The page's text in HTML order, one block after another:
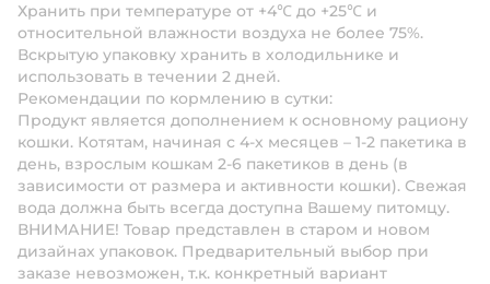
Хранить при температуре от +4℃ до +25℃ и
относительной влажности воздуха не более 75%.
Вскрытую упаковку хранить в холодильнике и
использовать в течении 2 дней.
Рекомендации по кормлению в сутки:
Продукт является дополнением к основному рациону
кошки. Котятам, начиная с 4-х месяцев – 1-2 пакетика в
день, взрослым кошкам 2-6 пакетиков в день (в
зависимости от размера и активности кошки). Свежая
вода должна быть всегда доступна Вашему питомцу.
ВНИМАНИЕ! Товар представлен в старом и новом
дизайнах упаковок. Предварительный выбор при
заказе невозможен, т.к. конкретный вариант